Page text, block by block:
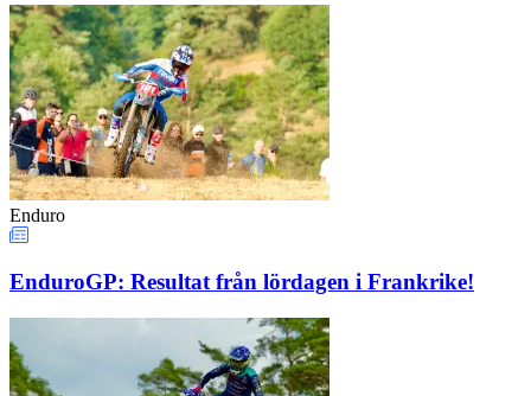
Enduro
EnduroGP: Resultat från lördagen i Frankrike!